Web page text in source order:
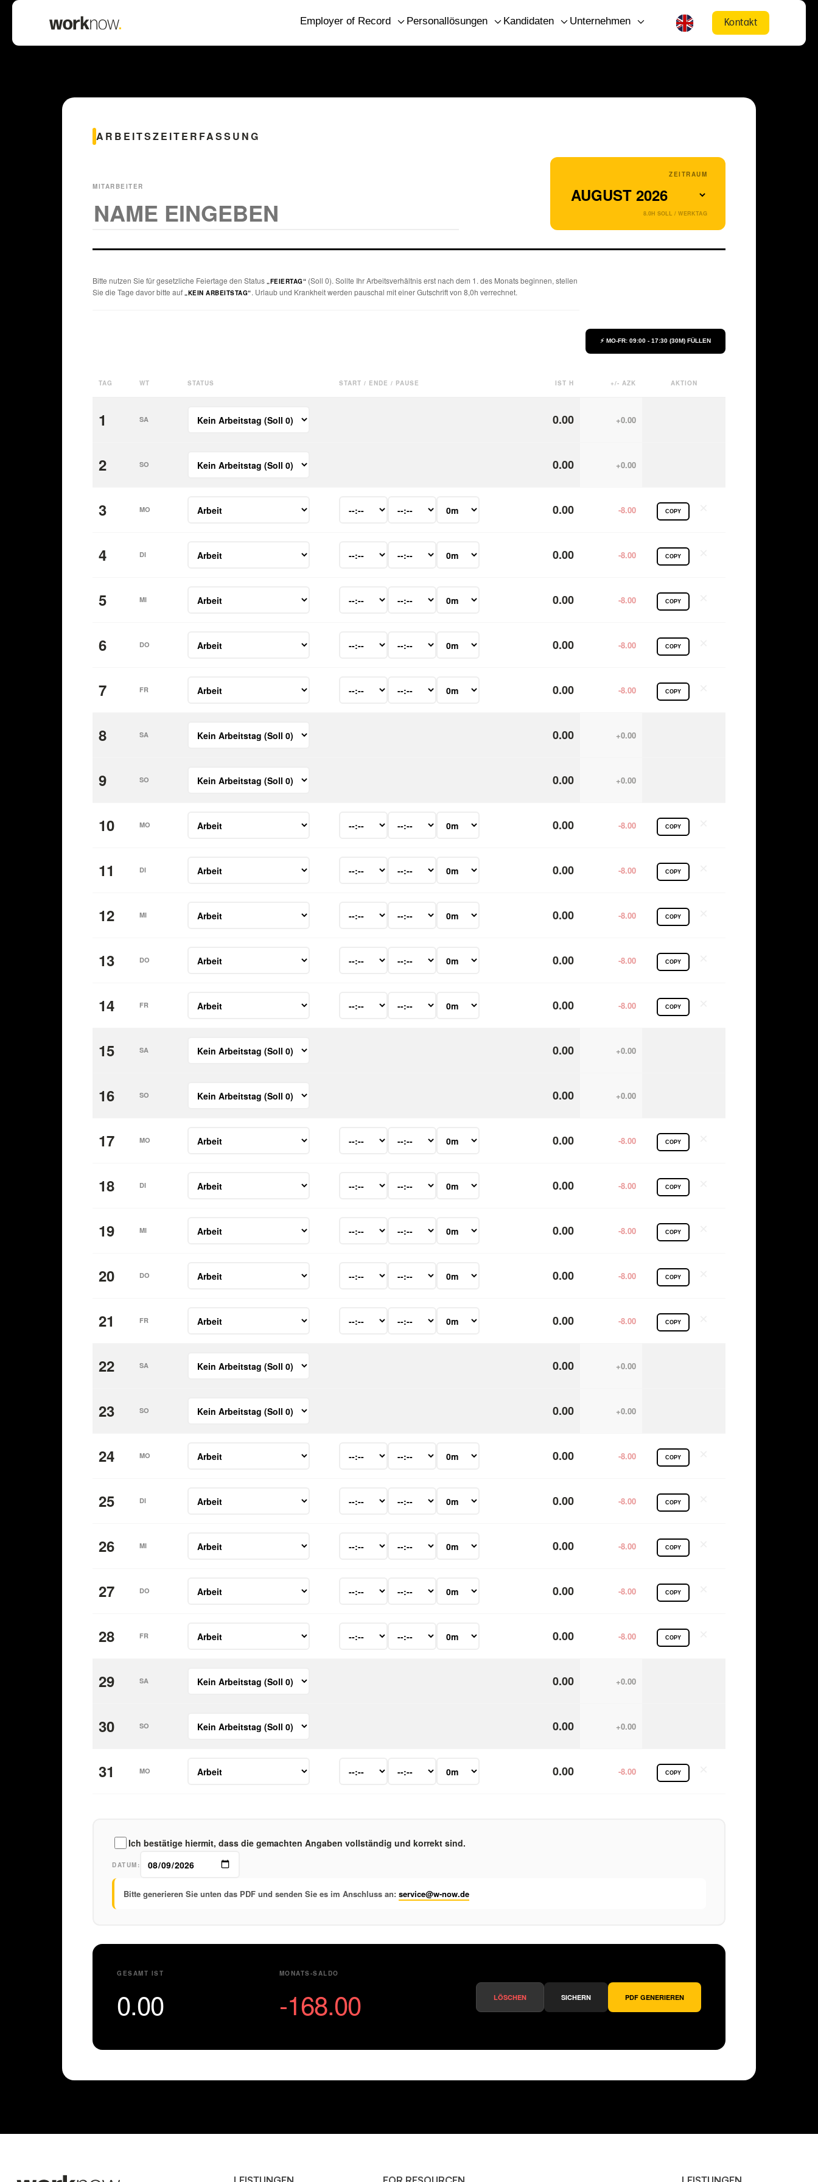
Employer of Record Personallösungen Kandidaten Unternehmen Kontakt
ARBEITSZEITERFASSUNG
MITARBEITER
ZEITRAUM
8.0H SOLL / WERKTAG
Bitte nutzen Sie für gesetzliche Feiertage den Status „FEIERTAG“ (Soll 0). Sollte Ihr Arbeitsverhältnis erst nach dem 1. des Monats beginnen, stellen
Sie die Tage davor bitte auf „KEIN ARBEITSTAG“. Urlaub und Krankheit werden pauschal mit einer Gutschrift von 8,0h verrechnet.
⚡ MO-FR: 09:00 - 17:30 (30M) FÜLLEN
TAG WT STATUS START / ENDE / PAUSE IST H +/- AZK AKTION
1 SA 0.00 +0.00
2 SO 0.00 +0.00
3 MO 0.00 -8.00 COPY
4 DI 0.00 -8.00 COPY
5 MI 0.00 -8.00 COPY
6 DO 0.00 -8.00 COPY
7 FR 0.00 -8.00 COPY
8 SA 0.00 +0.00
9 SO 0.00 +0.00
10 MO 0.00 -8.00 COPY
11 DI 0.00 -8.00 COPY
12 MI 0.00 -8.00 COPY
13 DO 0.00 -8.00 COPY
14 FR 0.00 -8.00 COPY
15 SA 0.00 +0.00
16 SO 0.00 +0.00
17 MO 0.00 -8.00 COPY
18 DI 0.00 -8.00 COPY
19 MI 0.00 -8.00 COPY
20 DO 0.00 -8.00 COPY
21 FR 0.00 -8.00 COPY
22 SA 0.00 +0.00
23 SO 0.00 +0.00
24 MO 0.00 -8.00 COPY
25 DI 0.00 -8.00 COPY
26 MI 0.00 -8.00 COPY
27 DO 0.00 -8.00 COPY
28 FR 0.00 -8.00 COPY
29 SA 0.00 +0.00
30 SO 0.00 +0.00
31 MO 0.00 -8.00 COPY
Ich bestätige hiermit, dass die gemachten Angaben vollständig und korrekt sind.
DATUM:
Bitte generieren Sie unten das PDF und senden Sie es im Anschluss an: service@w-now.de
GESAMT IST
0.00
MONATS-SALDO
-168.00 LÖSCHEN SICHERN PDF GENERIEREN